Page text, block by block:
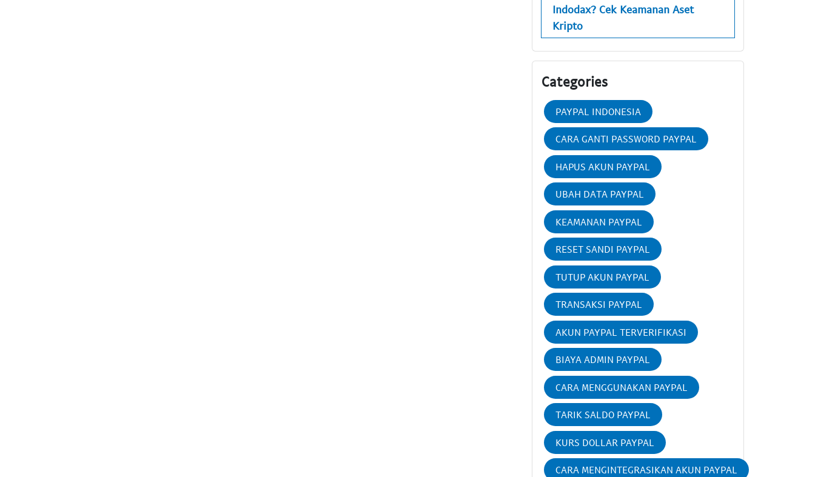
Indodax? Cek Keamanan Aset
Kripto
Categories
PAYPAL INDONESIA
CARA GANTI PASSWORD PAYPAL
HAPUS AKUN PAYPAL
UBAH DATA PAYPAL
KEAMANAN PAYPAL
RESET SANDI PAYPAL
TUTUP AKUN PAYPAL
TRANSAKSI PAYPAL
AKUN PAYPAL TERVERIFIKASI
BIAYA ADMIN PAYPAL
CARA MENGGUNAKAN PAYPAL
TARIK SALDO PAYPAL
KURS DOLLAR PAYPAL
CARA MENGINTEGRASIKAN AKUN PAYPAL